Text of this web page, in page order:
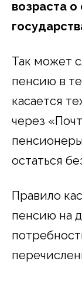
возраста о
Так может
пенсию в
касается
через
остаться
Правило
пенсию на